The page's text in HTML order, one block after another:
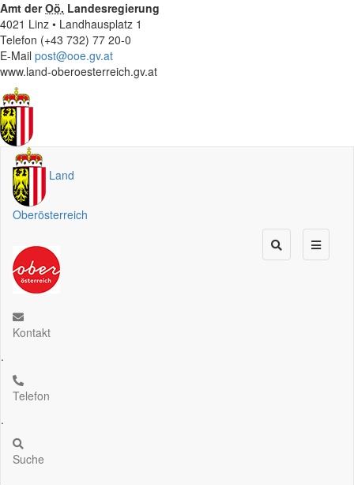
Amt derOö. Landesregierung
4021 Linz • Landhausplatz 1
Telefon (+43 732) 77 20-0
E-Mail post@ooe.gv.at
www.land-oberoesterreich.gv.at
Land
Oberösterreich
Kontakt
.
Telefon
.
Suche